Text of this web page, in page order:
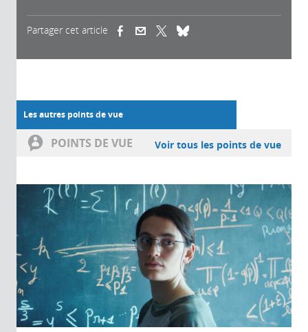
Partager cet article (link is external)(link is external)
Les autres points de vue
POINTS DE VUE Voir tous les points de vue